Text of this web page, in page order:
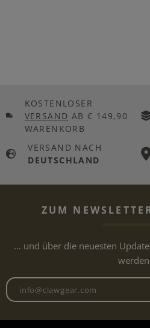
KOSTENLOSER
VERSAND AB € 149,90
WARENKORB
VERSAND NACH
DEUTSCHLAND
ZUM
... und über die neuesten